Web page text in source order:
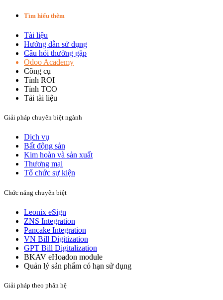
Tìm hiểu thêm
Tài liệu
Hướng dẫn sử dụng
Câu hỏi thường gặp
Odoo Academy
Công cụ
Tính ROI
Tính TCO
Tải tài liệu
Giải pháp chuyên biệt ngành
Dịch vụ
Bất động sản​
Kim hoàn và sản xuất​
Thương mại
Tổ chức sự kiện
Chức năng chuyên biệt
Leonix eSign
ZNS Integration
Pancake Integration
VN Bill Digitization
GPT Bill Digitalization
BKAV eHoadon module
Quản lý sản phẩm có hạn sử dụng
Giải pháp theo phân hệ